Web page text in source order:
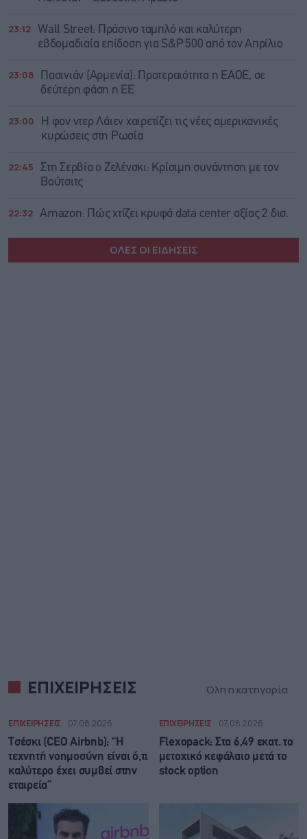
23:12
Wall Street: Πράσινο ταμπλό και καλύτερη
εβδομαδιαία επίδοση για S&P 500 από τον Απρίλιο
23:08
Πασινιάν (Αρμενία): Προτεραιότητα η ΕΑΟΕ, σε
δεύτερη φάση η ΕΕ
23:00
Η φον ντερ Λάιεν χαιρετίζει τις νέες αμερικανικές
κυρώσεις στη Ρωσία
22:45
Στη Σερβία ο Ζελένσκι: Κρίσιμη συνάντηση με τον
Βούτσιτς
22:32 Amazon: Πώς χτίζει κρυφά data center αξίας 2 δισ.
ΟΛΕΣ ΟΙ ΕΙΔΗΣΕΙΣ
ΕΠΙΧΕΙΡΗΣΕΙΣ Όλη η κατηγορία
ΕΠΙΧΕΙΡΗΣΕΙΣ 07.08.2026
Τσέσκι (CEO Airbnb): “Η
τεχνητή νοημοσύνη είναι ό,τι
καλύτερο έχει συμβεί στην
εταιρεία”
ΕΠΙΧΕΙΡΗΣΕΙΣ 07.08.2026
Flexopack: Στα 6,49 εκατ. το
μετοχικό κεφάλαιο μετά το
stock option